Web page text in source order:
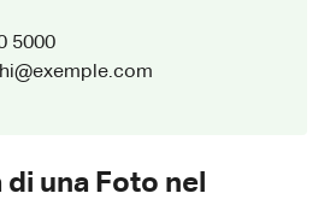
5000
una Foto nel